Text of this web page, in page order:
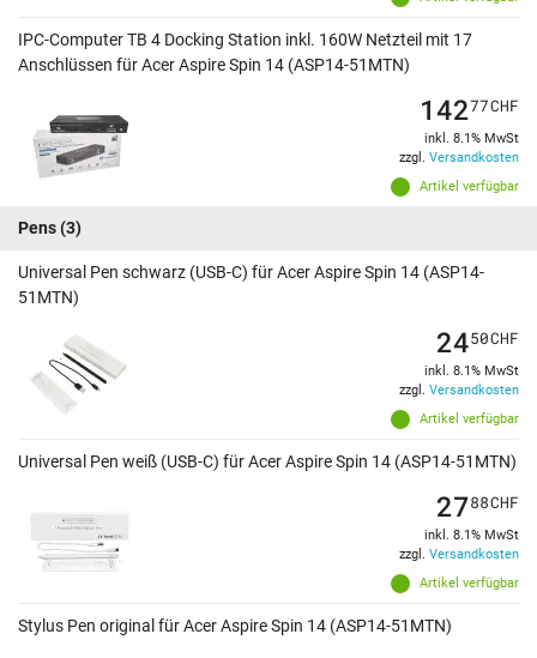
IPC-Computer TB 4 Docking Station inkl. 160W Netzteil mit 17
Anschlüssen für Acer Aspire Spin 14 (ASP14-51MTN)
Artikel verfügbar
14277CHF
inkl. 8.1% MwSt
zzgl. Versandkosten
Pens(3)
Universal Pen schwarz (USB-C) für Acer Aspire Spin 14 (ASP14-
51MTN)
Artikel verfügbar
2450CHF
inkl. 8.1% MwSt
zzgl. Versandkosten
Universal Pen weiß (USB-C) für Acer Aspire Spin 14 (ASP14-51MTN)
Artikel verfügbar
2788CHF
inkl. 8.1% MwSt
zzgl. Versandkosten
Stylus Pen original für Acer Aspire Spin 14 (ASP14-51MTN)